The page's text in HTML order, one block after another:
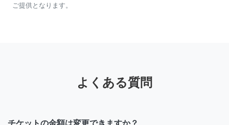
ご提供となります。
よくある質問
チケットの金額は変更できますか？